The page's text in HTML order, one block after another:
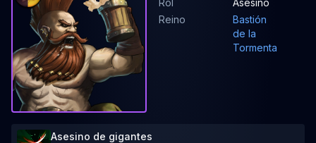
Rol
Asesino
Reino
Bastión
de la
Tormenta
Asesino de gigantes